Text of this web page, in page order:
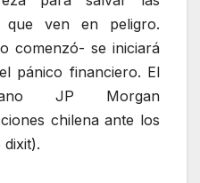
que ven en peligro.
comenzó- se iniciará
pánico financiero. El
JP Morgan
chilena ante los